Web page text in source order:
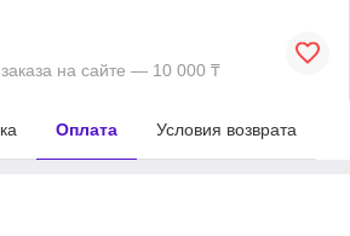
на сайте — 10 000 ₸
Оплата Условия возврата